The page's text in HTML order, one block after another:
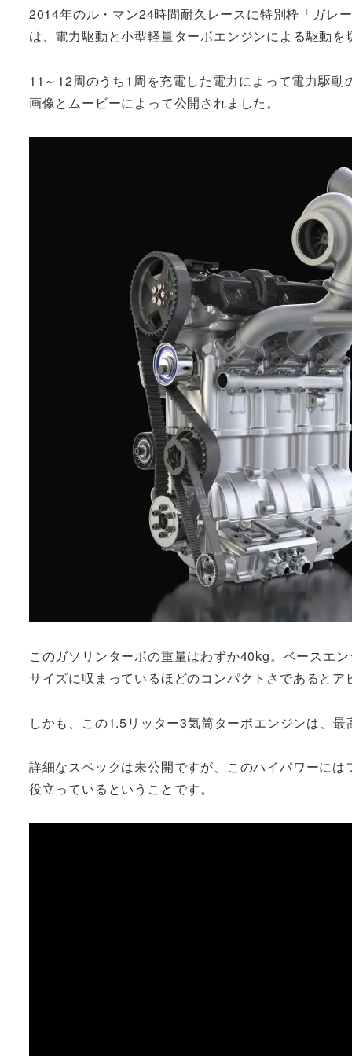
2014年のル・マン24時間耐久レースに特別枠「ガレ
は、電力駆動と小型軽量ターボエンジンによる駆動
11～12周のうち1周を充電した電力によって電力駆
画像とムービーによって公開されました。
このガソリンターボの重量はわずか40kg。ベースエ
サイズに収まっているほどのコンパクトさであるとア
しかも、この1.5リッター3気筒ターボエンジンは、
詳細なスペックは未公開ですが、このハイパワーに
役立っているということです。